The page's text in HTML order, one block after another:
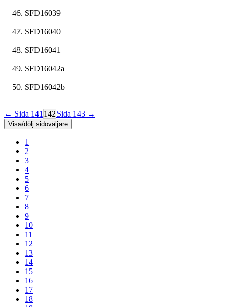
SFD16039
SFD16040
SFD16041
SFD16042a
SFD16042b
← Sida 141 142Sida 143 →
Visa/dölj sidoväljare
1
2
3
4
5
6
7
8
9
10
11
12
13
14
15
16
17
18